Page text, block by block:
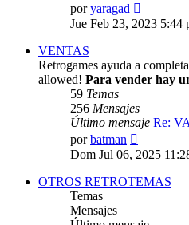
poryaragad
último
Jue Feb 23, 2023 5:44
VENTAS
Retrogames ayuda a
allowed! Para vender hay
59 Temas
256 Mensajes
Último mensaje Re:
porbatman
último
Dom Jul 06, 2025
OTROS RETROTEMAS
Temas
Mensajes